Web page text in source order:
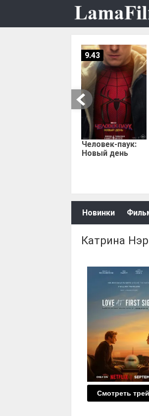
Человек-паук:
Новый день
9.43
Новинки
Катрина
Смотреть